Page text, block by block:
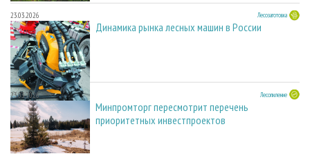
23.03.2026 Лесозаготовка
Динамика рынка лесных машин в России
23.03.2026 Лесопиление
Минпромторг пересмотрит перечень
приоритетных инвестпроектов